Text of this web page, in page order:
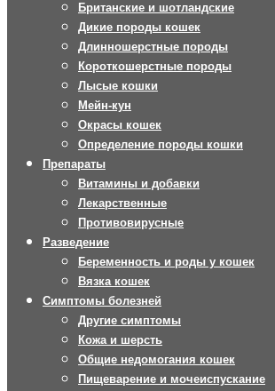
Британские и шотландские
Дикие породы кошек
Длинношерстные породы
Короткошерстные породы
Лысые кошки
Мейн-кун
Окрасы кошек
Определение породы кошки
Препараты
Витамины и добавки
Лекарственные
Противовирусные
Разведение
Беременность и роды у кошек
Вязка кошек
Симптомы болезней
Другие симптомы
Кожа и шерсть
Общие недомогания кошек
Пищеварение и мочеиспускание